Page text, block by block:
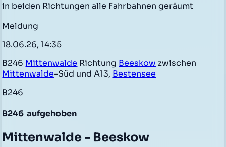
in beiden Richtungen alle Fahrbahnen geräumt
Meldung
18.06.26, 14:35
B246 Mittenwalde Richtung Beeskow zwischen
Mittenwalde-Süd und A13, Bestensee
B246
B246 aufgehoben
Mittenwalde - Beeskow